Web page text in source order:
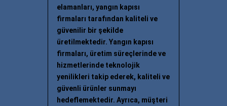
elamanları, yangın kapısı
firmaları tarafından kaliteli ve
güvenilir bir şekilde
üretilmektedir. Yangın kapısı
firmaları, üretim süreçlerinde ve
hizmetlerinde teknolojik
yenilikleri takip ederek, kaliteli ve
güvenli ürünler sunmayı
hedeflemektedir. Ayrıca, müşteri